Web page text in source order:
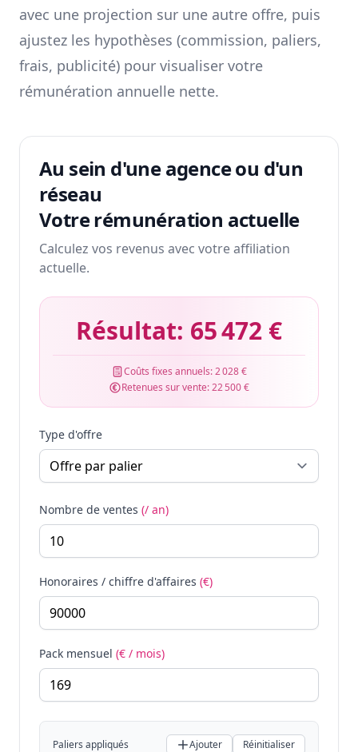
avec une projection sur une autre offre, puis
ajustez les hypothèses (commission, paliers,
frais, publicité) pour visualiser votre
rémunération annuelle nette.
Au sein d'une agence ou d'un
réseau
Votre rémunération actuelle
Calculez vos revenus avec votre affiliation
actuelle.
Résultat: 65 472 €
Coûts fixes annuels:2 028 €
Retenues sur vente:22 500 €
Type d'offre
Nombre de ventes (/ an)
Honoraires / chiffre d'affaires (€)
Pack mensuel (€ / mois)
Paliers appliqués Ajouter Réinitialiser